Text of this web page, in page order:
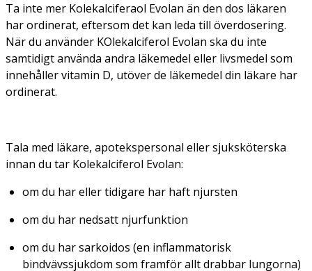
Ta inte mer Kolekalciferaol Evolan än den dos läkaren
har ordinerat, eftersom det kan leda till överdosering.
När du använder KOlekalciferol Evolan ska du inte
samtidigt använda andra läkemedel eller livsmedel som
innehåller vitamin D, utöver de läkemedel din läkare har
ordinerat.
Tala med läkare, apotekspersonal eller sjuksköterska
innan du tar Kolekalciferol Evolan:
om du har eller tidigare har haft njursten
om du har nedsatt njurfunktion
om du har sarkoidos (en inflammatorisk
bindvävssjukdom som framför allt drabbar lungorna)